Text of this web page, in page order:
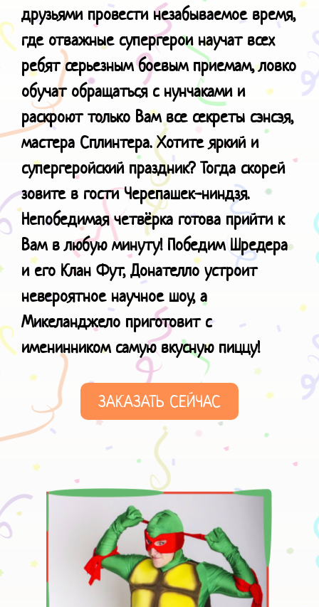
друзьями провести незабываемое время,
где отважные супергерои научат всех
ребят серьезным боевым приемам, ловко
обучат обращаться с нунчаками и
раскроют только Вам все секреты сэнсэя,
мастера Сплинтера. Хотите яркий и
супергеройский праздник? Тогда скорей
зовите в гости Черепашек-ниндзя.
Непобедимая четвёрка готова прийти к
Вам в любую минуту! Победим Шредера
и его Клан Фут, Донателло устроит
невероятное научное шоу, а
Микеланджело приготовит с
именинником самую вкусную пиццу!
ЗАКАЗАТЬ СЕЙЧАС